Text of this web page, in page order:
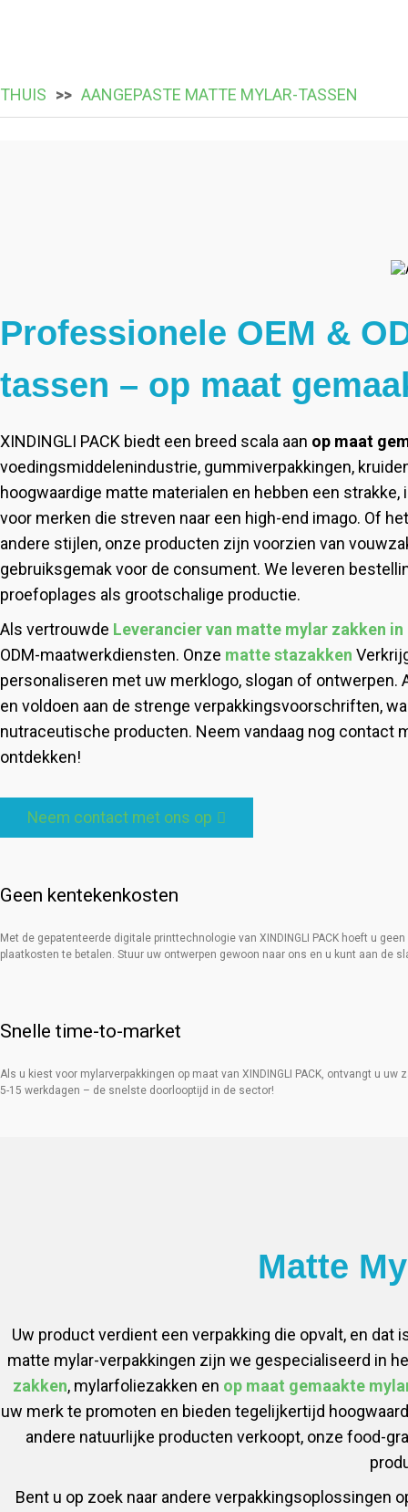
THUIS AANGEPASTE MATTE MYLAR-TASSEN
Professionele OEM &
tassen – op maat
XINDINGLI PACK biedt een breed scala aan op maat
voedingsmiddelenindustrie, gummiverpakkingen,
hoogwaardige matte materialen en hebben een
voor merken die streven naar een high-end imago. Of
andere stijlen, onze producten zijn voorzien van
gebruiksgemak voor de consument. We leveren
proefoplages als grootschalige productie.
Als vertrouwde Leverancier van matte mylar zakken in
ODM-maatwerkdiensten. Onze matte stazakken
personaliseren met uw merklogo, slogan of
en voldoen aan de strenge verpakkingsvoorschriften,
nutraceutische producten. Neem vandaag nog contact
ontdekken!
Neem contact met ons op
Geen kentekenkosten
Met de gepatenteerde digitale printtechnologie van XINDINGLI PACK hoeft u
plaatkosten te betalen. Stuur uw ontwerpen gewoon naar ons en u kunt aan de
Snelle time-to-market
Als u kiest voor mylarverpakkingen op maat van XINDINGLI PACK, ontvangt u uw
5-15 werkdagen – de snelste doorlooptijd in de sector!
Matte
Uw product verdient een verpakking die opvalt, en dat
matte mylar-verpakkingen zijn we gespecialiseerd in
zakken, mylarfoliezakken en op maat gemaakte
uw merk te promoten en bieden tegelijkertijd
andere natuurlijke producten verkoopt, onze food-
Bent u op zoek naar andere verpakkingsoplossingen